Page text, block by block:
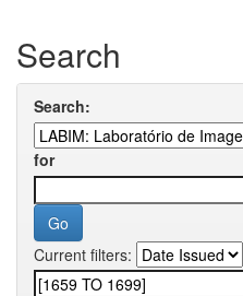
Search
Search:
for
Current filters: